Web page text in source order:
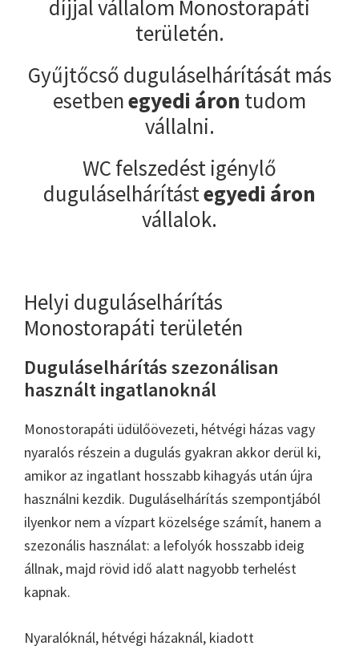
díjjal vállalom Monostorapáti
területén.
Gyűjtőcső duguláselhárítását más
esetbenegyedi áron tudom
vállalni.
WC felszedést igénylő
duguláselhárítástegyedi áron
vállalok.
Helyi duguláselhárítás
Monostorapáti területén
Duguláselhárítás szezonálisan
használt ingatlanoknál
Monostorapáti üdülőövezeti, hétvégi házas vagy
nyaralós részein a dugulás gyakran akkor derül ki,
amikor az ingatlant hosszabb kihagyás után újra
használni kezdik. Duguláselhárítás szempontjából
ilyenkor nem a vízpart közelsége számít, hanem a
szezonális használat: a lefolyók hosszabb ideig
állnak, majd rövid idő alatt nagyobb terhelést
kapnak.
Nyaralóknál, hétvégi házaknál, kiadott